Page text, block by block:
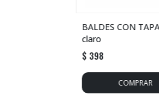
BALDES CON
claro
$ 398